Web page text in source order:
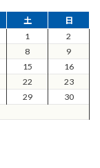
土
日
1
2
8
9
15
16
22
23
29
30